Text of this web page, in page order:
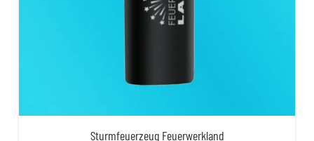
Sturmfeuerzeug Feuerwerkland